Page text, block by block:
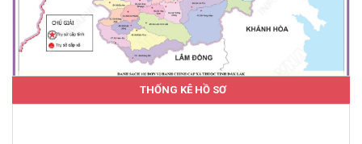
THỐNG KÊ HỒ SƠ